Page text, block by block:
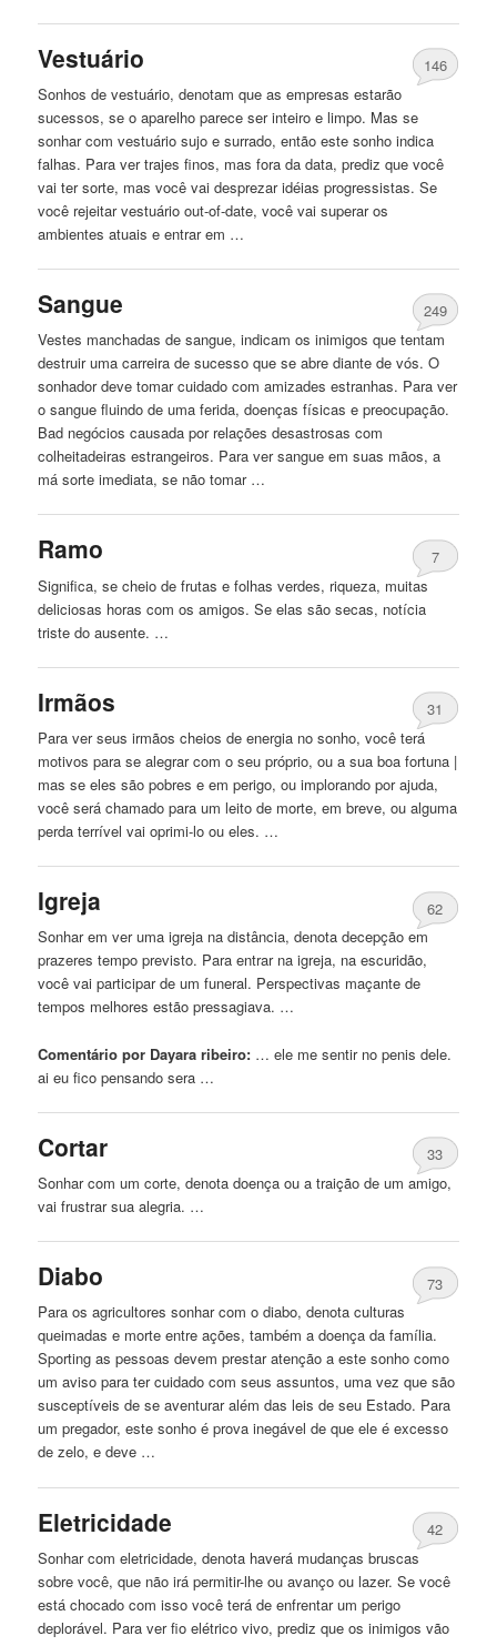
Vestuário
146
Sonhos de vestuário, denotam que as empresas estarão
sucessos, se o aparelho parece ser inteiro e limpo. Mas se
sonhar com vestuário sujo e surrado, então este sonho indica
falhas. Para ver trajes finos, mas fora da data, prediz que você
vai ter sorte, mas você vai desprezar idéias progressistas. Se
você rejeitar vestuário out-of-date, você vai superar os
ambientes atuais e entrar em …
Sangue
249
Vestes manchadas de sangue, indicam os inimigos que tentam
destruir uma carreira de sucesso que se abre diante de vós. O
sonhador deve tomar cuidado com amizades estranhas. Para ver
o sangue fluindo de uma ferida, doenças físicas e preocupação.
Bad negócios causada por relações desastrosas com
colheitadeiras estrangeiros. Para ver sangue em suas mãos, a
má sorte imediata, se não tomar …
Ramo
7
Significa, se cheio de frutas e folhas verdes, riqueza, muitas
deliciosas horas com os amigos. Se elas são secas, notícia
triste do ausente. …
Irmãos
31
Para ver seus irmãos cheios de energia no sonho, você terá
motivos para se alegrar com o seu próprio, ou a sua boa fortuna |
mas se eles são pobres e em perigo, ou implorando por ajuda,
você será chamado para um leito de morte, em breve, ou alguma
perda terrível vai oprimi-lo ou eles. …
Igreja
62
Sonhar em ver uma igreja na distância, denota decepção em
prazeres tempo previsto. Para entrar na igreja, na escuridão,
você vai participar de um funeral. Perspectivas maçante de
tempos melhores estão pressagiava. …
Comentário por Dayara ribeiro: … ele me sentir nopenis dele.
ai eu fico pensando sera …
Cortar
33
Sonhar com um corte, denota doença ou a traição de um amigo,
vai frustrar sua alegria. …
Diabo
73
Para os agricultores sonhar com o diabo, denota culturas
queimadas e morte entre ações, também a doença da família.
Sporting as pessoas devem prestar atenção a este sonho como
um aviso para ter cuidado com seus assuntos, uma vez que são
susceptíveis de se aventurar além das leis de seu Estado. Para
um pregador, este sonho é prova inegável de que ele é excesso
de zelo, e deve …
Eletricidade
42
Sonhar com eletricidade, denota haverá mudanças bruscas
sobre você, que não irá permitir-lhe ou avanço ou lazer. Se você
está chocado com isso você terá de enfrentar um perigo
deplorável. Para ver fio elétrico vivo, prediz que os inimigos vão